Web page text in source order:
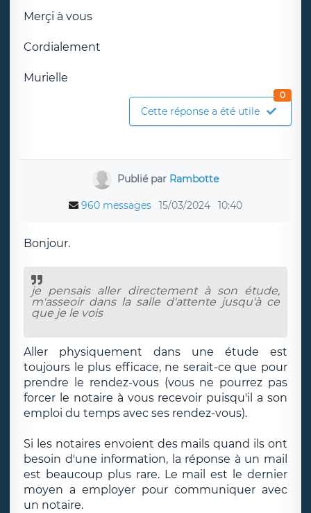
Merçi à vous
Cordialement
Murielle
Cette réponse a été utile
0
Publié par Rambotte
960 messages 15/03/2024 10:40
Bonjour.
je pensais aller directement à son étude,
m'asseoir dans la salle d'attente jusqu'à ce
que je le vois
Aller physiquement dans une étude est
toujours le plus efficace, ne serait-ce que pour
prendre le rendez-vous (vous ne pourrez pas
forcer le notaire à vous recevoir puisqu'il a son
emploi du temps avec ses rendez-vous).
Si les notaires envoient des mails quand ils ont
besoin d'une information, la réponse à un mail
est beaucoup plus rare. Le mail est le dernier
moyen a employer pour communiquer avec
un notaire.